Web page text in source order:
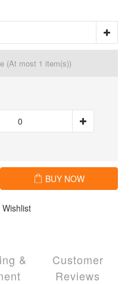
(At most 1 item(s))
BUY NOW
&
Customer
Reviews